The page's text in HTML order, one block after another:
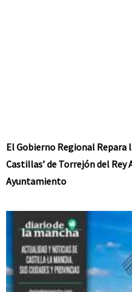
El Gobierno Regional Repara
Castillas’ de Torrejón del Rey
Ayuntamiento